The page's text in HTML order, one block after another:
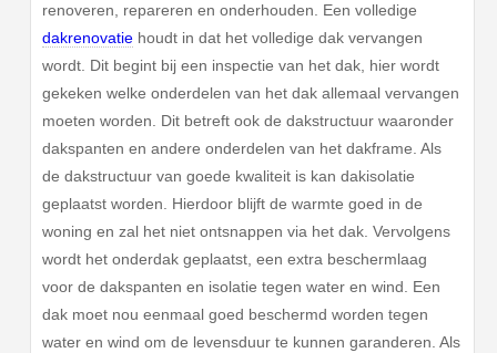
renoveren, repareren en onderhouden. Een volledige
dakrenovatie houdt in dat het volledige dak vervangen
wordt. Dit begint bij een inspectie van het dak, hier wordt
gekeken welke onderdelen van het dak allemaal vervangen
moeten worden. Dit betreft ook de dakstructuur waaronder
dakspanten en andere onderdelen van het dakframe. Als
de dakstructuur van goede kwaliteit is kan dakisolatie
geplaatst worden. Hierdoor blijft de warmte goed in de
woning en zal het niet ontsnappen via het dak. Vervolgens
wordt het onderdak geplaatst, een extra beschermlaag
voor de dakspanten en isolatie tegen water en wind. Een
dak moet nou eenmaal goed beschermd worden tegen
water en wind om de levensduur te kunnen garanderen. Als